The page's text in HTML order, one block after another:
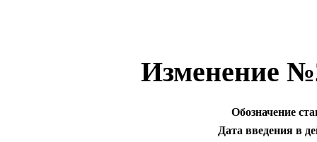
Изменение
Обозначение
Дата введения в